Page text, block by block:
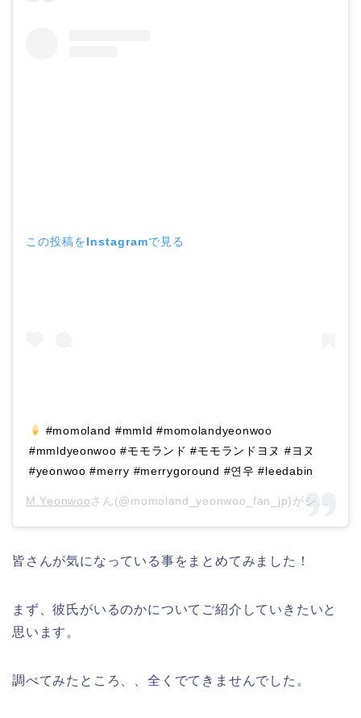
この投稿をInstagramで見る
#momoland #mmld #momolandyeonwoo
#mmldyeonwoo #モモランド #モモランドヨヌ #ヨヌ
#yeonwoo #merry #merrygoround #연우 #leedabin
M.Yeonwooさん(@momoland_yeonwoo_fan_jp)がシェアした投稿 –
皆さんが気になっている事をまとめてみました！
まず、彼氏がいるのかについてご紹介していきたいと
思います。
調べてみたところ、、全くでてきませんでした。